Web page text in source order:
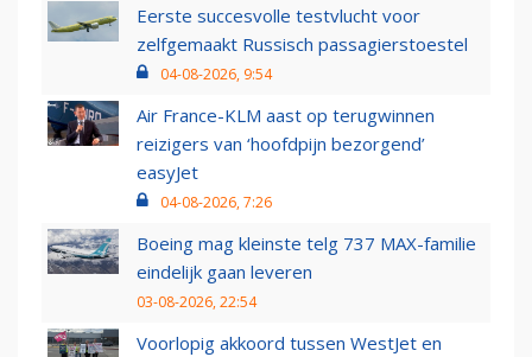
Eerste succesvolle testvlucht voor
zelfgemaakt Russisch passagierstoestel
04-08-2026, 9:54
Air France-KLM aast op terugwinnen
reizigers van ‘hoofdpijn bezorgend’
easyJet
04-08-2026, 7:26
Boeing mag kleinste telg 737 MAX-familie
eindelijk gaan leveren
03-08-2026, 22:54
Voorlopig akkoord tussen WestJet en